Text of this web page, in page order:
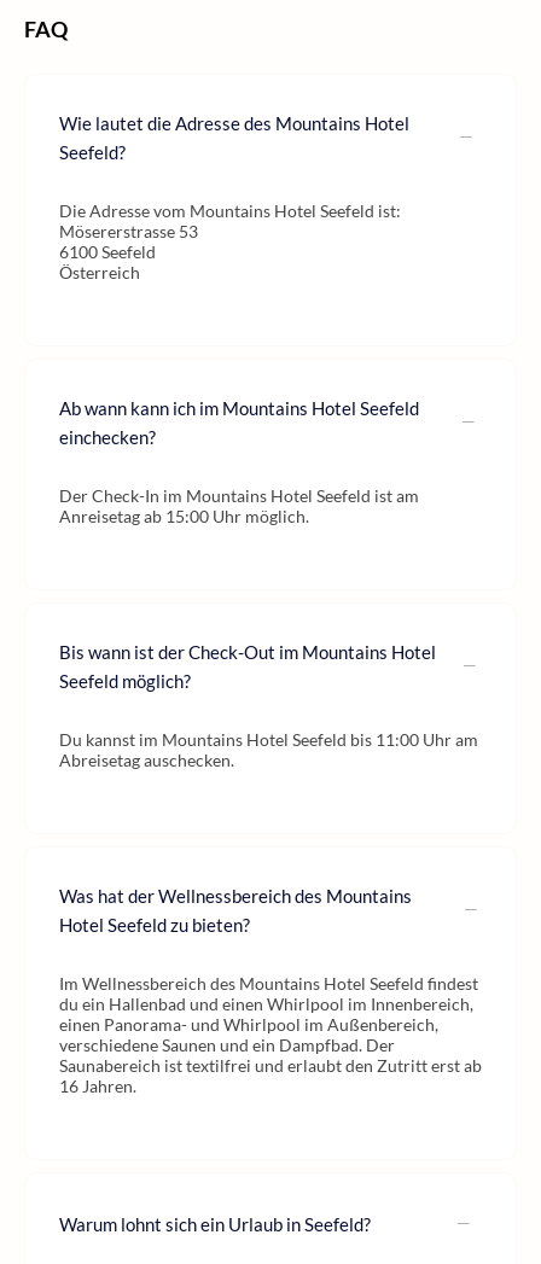
FAQ
Wie lautet die Adresse des Mountains Hotel
Seefeld?
Die Adresse vom Mountains Hotel Seefeld ist:
Mösererstrasse 53
6100 Seefeld
Österreich
Ab wann kann ich im Mountains Hotel Seefeld
einchecken?
Der Check-In im Mountains Hotel Seefeld ist am
Anreisetag ab 15:00 Uhr möglich.
Bis wann ist der Check-Out im Mountains Hotel
Seefeld möglich?
Du kannst im Mountains Hotel Seefeld bis 11:00 Uhr am
Abreisetag auschecken.
Was hat der Wellnessbereich des Mountains
Hotel Seefeld zu bieten?
Im Wellnessbereich des Mountains Hotel Seefeld findest
du ein Hallenbad und einen Whirlpool im Innenbereich,
einen Panorama- und Whirlpool im Außenbereich,
verschiedene Saunen und ein Dampfbad. Der
Saunabereich ist textilfrei und erlaubt den Zutritt erst ab
16 Jahren.
Warum lohnt sich ein Urlaub in Seefeld?